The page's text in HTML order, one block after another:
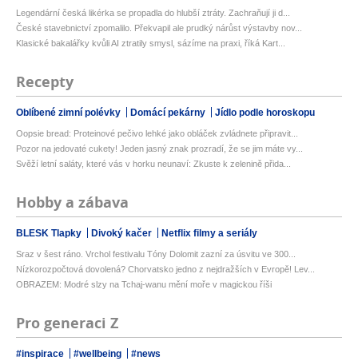
Legendární česká likérka se propadla do hlubší ztráty. Zachraňují ji d...
České stavebnictví zpomalilo. Překvapil ale prudký nárůst výstavby nov...
Klasické bakalářky kvůli AI ztratily smysl, sázíme na praxi, říká Kart...
Recepty
Oblíbené zimní polévky Domácí pekárny Jídlo podle horoskopu
Oopsie bread: Proteinové pečivo lehké jako obláček zvládnete připravit...
Pozor na jedovaté cukety! Jeden jasný znak prozradí, že se jim máte vy...
Svěží letní saláty, které vás v horku neunaví: Zkuste k zelenině přida...
Hobby a zábava
BLESK Tlapky Divoký kačer Netflix filmy a seriály
Sraz v šest ráno. Vrchol festivalu Tóny Dolomit zazní za úsvitu ve 300...
Nízkorozpočtová dovolená? Chorvatsko jedno z nejdražších v Evropě! Lev...
OBRAZEM: Modré slzy na Tchaj-wanu mění moře v magickou říši
Pro generaci Z
#inspirace #wellbeing #news